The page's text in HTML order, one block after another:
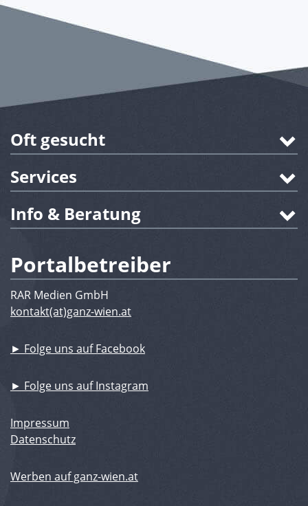
Oft gesucht
Services
Info & Beratung
Portalbetreiber
RAR Medien GmbH
kontakt(at)ganz-wien.at
► Folge uns auf Facebook
► Folge uns auf Instagram
Impressum
Datenschutz
Werben auf ganz-wien.at